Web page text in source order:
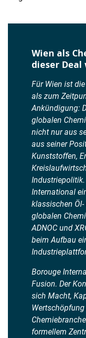
Wien als
dieser
Für Wien ist
als zum
Ankündigung:
globalen
nicht nur aus
aus seiner
Kunststoffen,
International
klassischen
globalen
ADNOC und
beim Aufbau
Borouge
Fusion. Der
sich Macht,
formellem